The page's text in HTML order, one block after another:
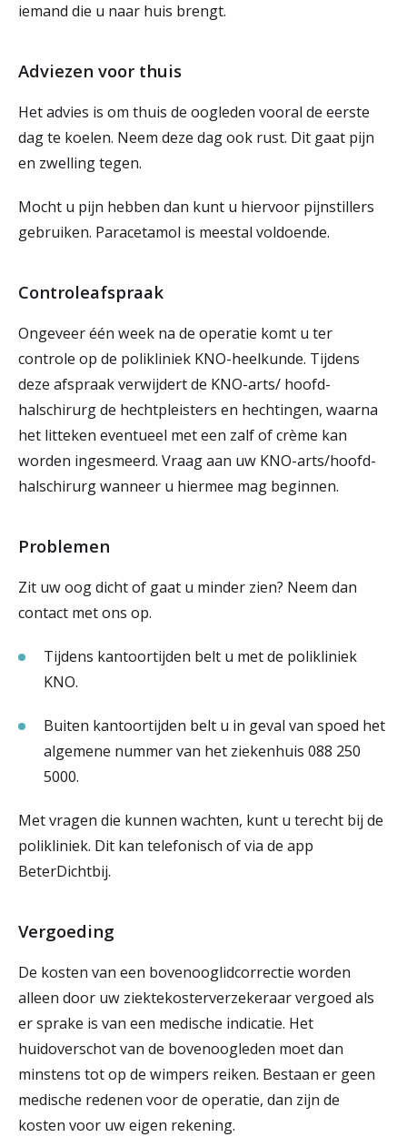
iemand die u naar huis brengt.
Adviezen voor thuis
Het advies is om thuis de oogleden vooral de eerste
dag te koelen. Neem deze dag ook rust. Dit gaat pijn
en zwelling tegen.
Mocht u pijn hebben dan kunt u hiervoor pijnstillers
gebruiken. Paracetamol is meestal voldoende.
Controleafspraak
Ongeveer één week na de operatie komt u ter
controle op de polikliniek KNO-heelkunde. Tijdens
deze afspraak verwijdert de KNO-arts/ hoofd-
halschirurg de hechtpleisters en hechtingen, waarna
het litteken eventueel met een zalf of crème kan
worden ingesmeerd. Vraag aan uw KNO-arts/hoofd-
halschirurg wanneer u hiermee mag beginnen.
Problemen
Zit uw oog dicht of gaat u minder zien? Neem dan
contact met ons op.
Tijdens kantoortijden belt u met de polikliniek
KNO.
Buiten kantoortijden belt u in geval van spoed het
algemene nummer van het ziekenhuis 088 250
5000.
Met vragen die kunnen wachten, kunt u terecht bij de
polikliniek. Dit kan telefonisch of via de app
BeterDichtbij.
Vergoeding
De kosten van een bovenooglidcorrectie worden
alleen door uw ziektekosterverzekeraar vergoed als
er sprake is van een medische indicatie. Het
huidoverschot van de bovenoogleden moet dan
minstens tot op de wimpers reiken. Bestaan er geen
medische redenen voor de operatie, dan zijn de
kosten voor uw eigen rekening.